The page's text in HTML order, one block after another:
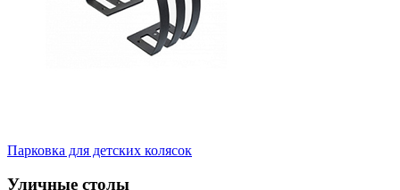
Парковка для детских колясок
Уличные столы